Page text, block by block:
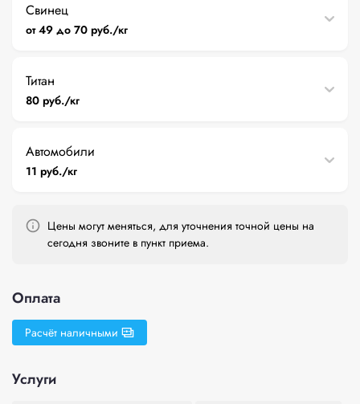
Свинец
от 49 до 70 руб./кг
Титан
80 руб./кг
Автомобили
11 руб./кг
Цены могут меняться, для уточнения точной цены на
сегодня звоните в пункт приема.
Оплата
Расчёт наличными
Услуги